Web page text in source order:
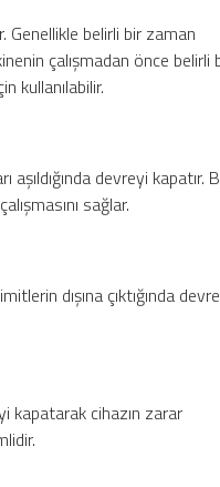
Genellikle belirli bir zaman
çalışmadan önce belirli
kullanılabilir.
devreyi kapatır.
sağlar.
dışına çıktığında
kapatarak cihazın zarar